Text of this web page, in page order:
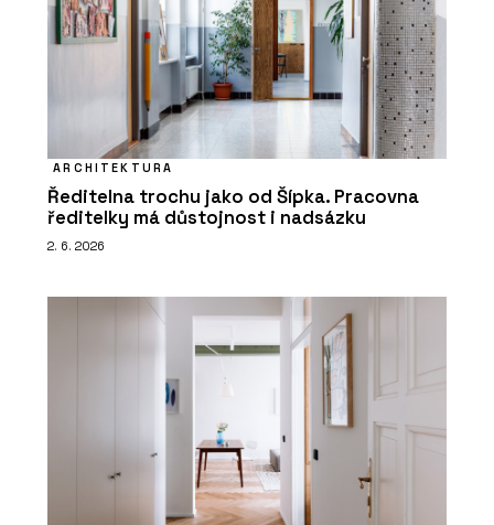
ARCHITEKTURA
Ředitelna trochu jako od Šípka. Pracovna
ředitelky má důstojnost i nadsázku
2. 6. 2026